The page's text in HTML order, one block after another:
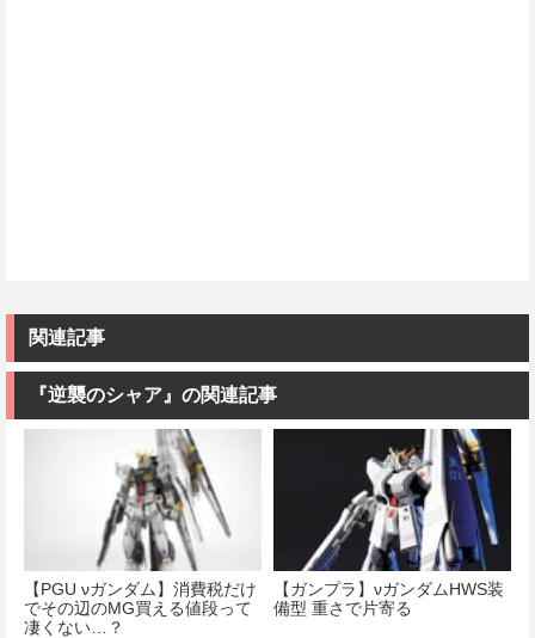
関連記事
『逆襲のシャア』の関連記事
【PGU νガンダム】消費税だけ
でその辺のMG買える値段って
凄くない…？
【ガンプラ】νガンダムHWS装
備型 重さで片寄る